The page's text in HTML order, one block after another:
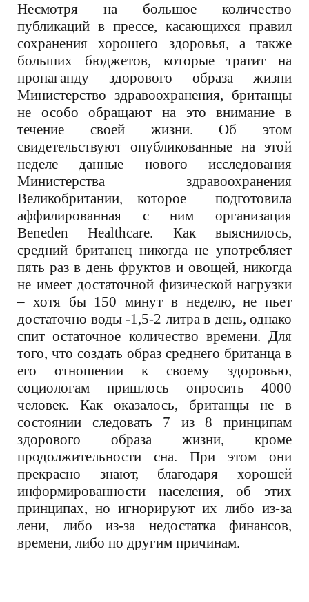
Несмотря на большое количество
публикаций в прессе, касающихся правил
сохранения хорошего здоровья, а также
больших бюджетов, которые тратит на
пропаганду здорового образа жизни
Министерство здравоохранения, британцы
не особо обращают на это внимание в
течение своей жизни. Об этом
свидетельствуют опубликованные на этой
неделе данные нового исследования
Министерства здравоохранения
Великобритании, которое подготовила
аффилированная с ним организация
Beneden Healthcare. Как выяснилось,
средний британец никогда не употребляет
пять раз в день фруктов и овощей, никогда
не имеет достаточной физической нагрузки
– хотя бы 150 минут в неделю, не пьет
достаточно воды -1,5-2 литра в день, однако
спит остаточное количество времени. Для
того, что создать образ среднего британца в
его отношении к своему здоровью,
социологам пришлось опросить 4000
человек. Как оказалось, британцы не в
состоянии следовать 7 из 8 принципам
здорового образа жизни, кроме
продолжительности сна. При этом они
прекрасно знают, благодаря хорошей
информированности населения, об этих
принципах, но игнорируют их либо из-за
лени, либо из-за недостатка финансов,
времени, либо по другим причинам.